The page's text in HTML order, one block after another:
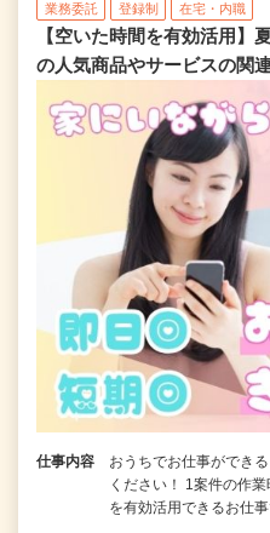
業務委託 登録制 在宅・内職
【空いた時間を有効活用】
の人気商品やサービスの関
仕事内容
おうちでお仕事ができ
ください！ 1案件の作
を有効活用できるお仕